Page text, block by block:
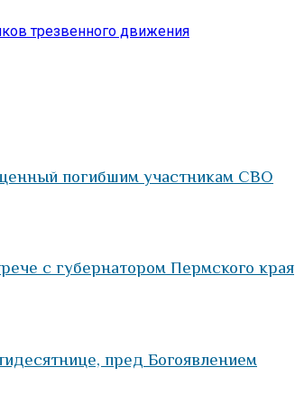
трезвенного движения
погибшим участникам СВО
с губернатором Пермского края
пред Богоявлением